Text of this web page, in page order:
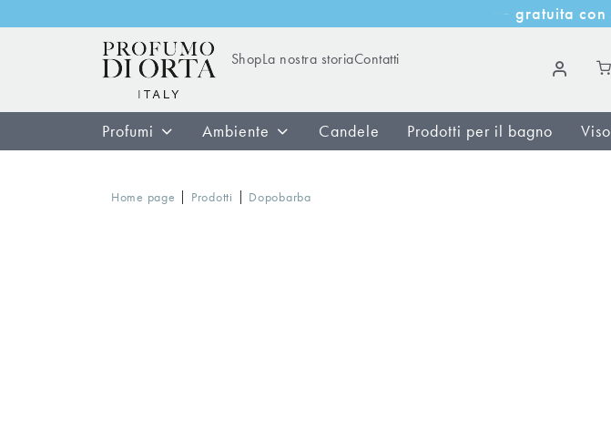
g ratuita con
ShopLa nostra storiaContatti
Profumi Ambiente Candele Prodotti per il bagno Viso
Home page | Prodotti | Dopobarba